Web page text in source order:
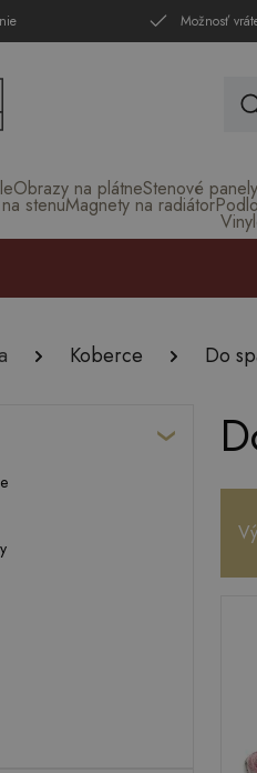
Možnosť
Obrazy na plátneStenové panely
stenuMagnety na radiátor
Koberce Do